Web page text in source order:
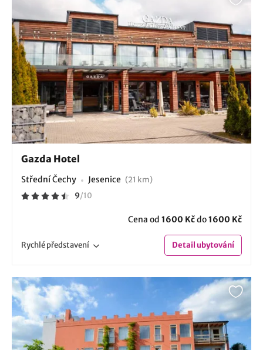
Gazda Hotel
Střední Čechy Jesenice (21 km)
9/10
Cena od 1600 Kčdo1600 Kč
Rychlépředstavení Detailubytování